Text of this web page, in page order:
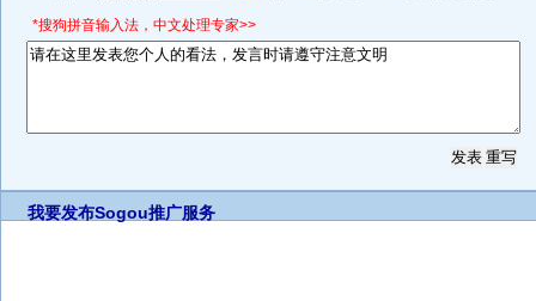
*搜狗拼音输入法，中文处理专家>>
我要发布Sogou推广服务